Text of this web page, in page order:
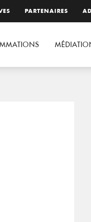
PARTENAIRES